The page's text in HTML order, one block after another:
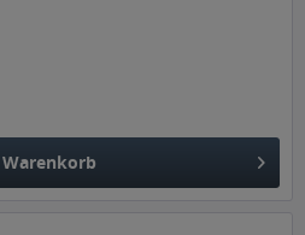
Warenkorb